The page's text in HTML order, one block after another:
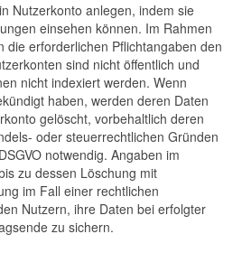
Nutzerkonto anlegen, indem sie
einsehen können. Im Rahmen
die erforderlichen Pflichtangaben den
sind nicht öffentlich und
nicht indexiert werden. Wenn
haben, werden deren Daten
gelöscht, vorbehaltlich deren
oder steuerrechtlichen Gründen
notwendig. Angaben im
zu dessen Löschung mit
im Fall einer rechtlichen
Nutzern, ihre Daten bei erfolgter
zu sichern.